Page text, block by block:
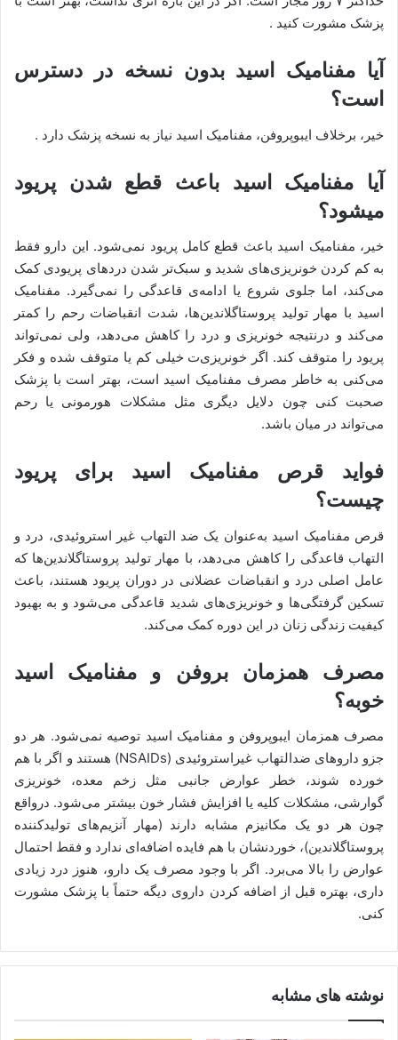
پزشک مشورت کنید .
آیا مفنامیک اسید بدون نسخه در دسترس
است؟
خیر، برخلاف ایبوپروفن، مفنامیک اسید نیاز به نسخه پزشک دارد .
آیا مفنامیک اسید باعث قطع شدن پریود
میشود؟
خیر، مفنامیک اسید باعث قطع کامل پریود نمی‌شود. این دارو فقط
به کم کردن خونریزی‌های شدید و سبک‌تر شدن دردهای پریودی کمک
می‌کند، اما جلوی شروع یا ادامه‌ی قاعدگی را نمی‌گیرد. مفنامیک
اسید با مهار تولید پروستاگلاندین‌ها، شدت انقباضات رحم را کمتر
می‌کند و درنتیجه خونریزی و درد را کاهش می‌دهد، ولی نمی‌تواند
پریود را متوقف کند. اگر خونریزی‌ت خیلی کم یا متوقف شده و فکر
می‌کنی به خاطر مصرف مفنامیک اسید است، بهتر است با پزشک
صحبت کنی چون دلایل دیگری مثل مشکلات هورمونی یا رحم
می‌تواند در میان باشد.
فواید قرص مفنامیک اسید برای پریود
چیست؟
قرص مفنامیک اسید به‌عنوان یک ضد التهاب غیر استروئیدی، درد و
التهاب قاعدگی را کاهش می‌دهد، با مهار تولید پروستاگلاندین‌ها که
عامل اصلی درد و انقباضات عضلانی در دوران پریود هستند، باعث
تسکین گرفتگی‌ها و خونریزی‌های شدید قاعدگی می‌شود و به بهبود
کیفیت زندگی زنان در این دوره کمک می‌کند.
مصرف همزمان بروفن و مفنامیک اسید
خوبه؟
مصرف همزمان ایبوپروفن و مفنامیک اسید توصیه نمی‌شود. هر دو
جزو داروهای ضدالتهاب غیراستروئیدی (NSAIDs) هستند و اگر با هم
خورده شوند، خطر عوارض جانبی مثل زخم معده، خونریزی
گوارشی، مشکلات کلیه یا افزایش فشار خون بیشتر می‌شود. درواقع
چون هر دو یک مکانیزم مشابه دارند (مهار آنزیم‌های تولیدکننده
پروستاگلاندین)، خوردنشان با هم فایده اضافه‌ای ندارد و فقط احتمال
عوارض را بالا می‌برد. اگر با وجود مصرف یک دارو، هنوز درد زیادی
داری، بهتره قبل از اضافه کردن داروی دیگه حتماً با پزشک مشورت
کنی.
نوشته های مشابه